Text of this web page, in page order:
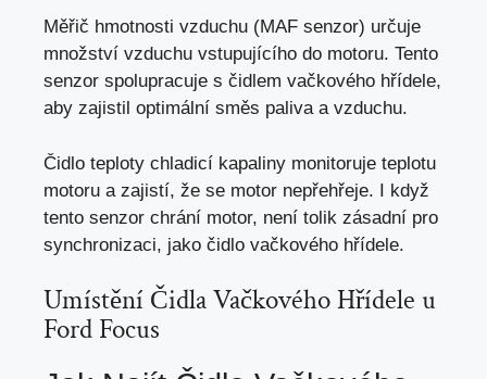
Měřič hmotnosti vzduchu (MAF senzor) určuje
množství vzduchu vstupujícího do motoru. Tento
senzor spolupracuje s čidlem vačkového hřídele,
aby zajistil optimální směs paliva a vzduchu.
Čidlo teploty chladicí kapaliny monitoruje teplotu
motoru a zajistí, že se motor nepřehřeje. I když
tento senzor chrání motor, není tolik zásadní pro
synchronizaci, jako čidlo vačkového hřídele.
Umístění Čidla Vačkového Hřídele u
Ford Focus